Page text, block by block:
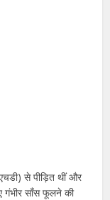
से पीड़ित थीं और
गंभीर साँस फूलने की